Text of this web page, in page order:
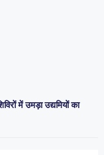
में उमड़ा उद्यमियों का